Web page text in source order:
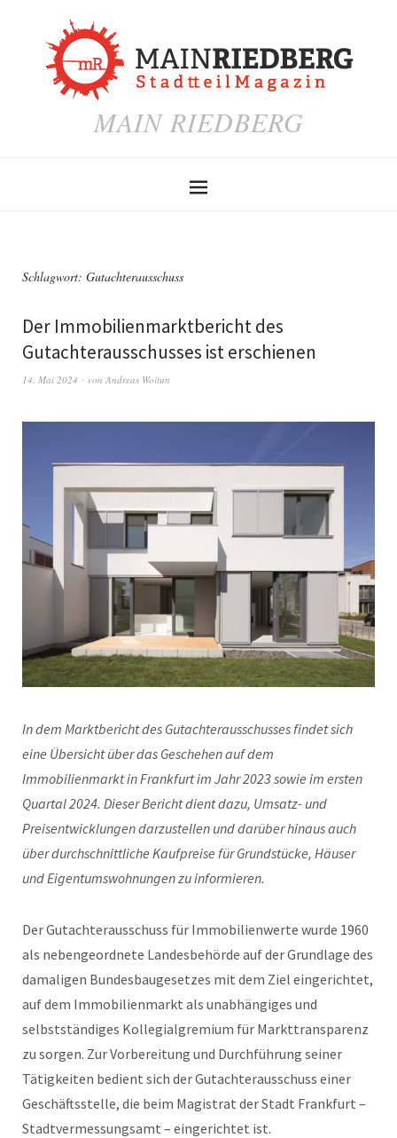
MAIN RIEDBERG
Schlagwort: Gutachterausschuss
Der Immobilienmarktbericht des
Gutachterausschusses ist erschienen
14. Mai 2024 von Andreas Woitun
In dem Marktbericht des Gutachterausschusses findet sich
eine Übersicht über das Geschehen auf dem
Immobilienmarkt in Frankfurt im Jahr 2023 sowie im ersten
Quartal 2024. Dieser Bericht dient dazu, Umsatz- und
Preisentwicklungen darzustellen und darüber hinaus auch
über durchschnittliche Kaufpreise für Grundstücke, Häuser
und Eigentumswohnungen zu informieren.
Der Gutachterausschuss für Immobilienwerte wurde 1960
als nebengeordnete Landesbehörde auf der Grundlage des
damaligen Bundesbaugesetzes mit dem Ziel eingerichtet,
auf dem Immobilienmarkt als unabhängiges und
selbstständiges Kollegialgremium für Markttransparenz
zu sorgen. Zur Vorbereitung und Durchführung seiner
Tätigkeiten bedient sich der Gutachterausschuss einer
Geschäftsstelle, die beim Magistrat der Stadt Frankfurt –
Stadtvermessungsamt – eingerichtet ist.